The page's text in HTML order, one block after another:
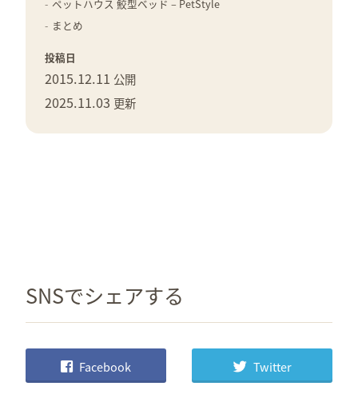
ペットハウス 鮫型ベッド – PetStyle
まとめ
投稿日
2015.12.11 公開
2025.11.03 更新
SNSでシェアする
Facebook Twitter